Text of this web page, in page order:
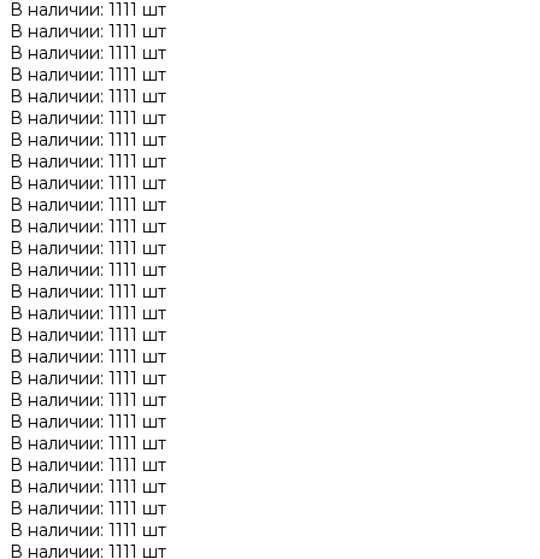
В наличии: 1111 шт
В наличии: 1111 шт
В наличии: 1111 шт
В наличии: 1111 шт
В наличии: 1111 шт
В наличии: 1111 шт
В наличии: 1111 шт
В наличии: 1111 шт
В наличии: 1111 шт
В наличии: 1111 шт
В наличии: 1111 шт
В наличии: 1111 шт
В наличии: 1111 шт
В наличии: 1111 шт
В наличии: 1111 шт
В наличии: 1111 шт
В наличии: 1111 шт
В наличии: 1111 шт
В наличии: 1111 шт
В наличии: 1111 шт
В наличии: 1111 шт
В наличии: 1111 шт
В наличии: 1111 шт
В наличии: 1111 шт
В наличии: 1111 шт
В наличии: 1111 шт